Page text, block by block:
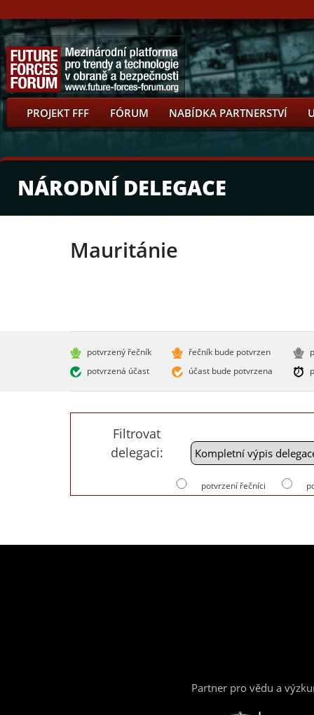
PROJEKT FFF FÓRUM NABÍDKA PARTNERSTVÍ
NÁRODNÍ DELEGACE
Mauritánie
potvrzený řečník
potvrzená účast
řečník bude potvrzen
účast bude potvrzena
Filtrovat
delegaci:
potvrzení řečníci
Partner pro vědu a